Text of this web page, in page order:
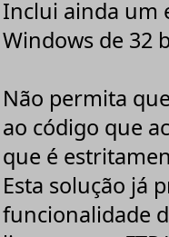
Inclui ainda um
Windows de 32
Não permita
ao código que
que é
Esta solução já
funcionalidade